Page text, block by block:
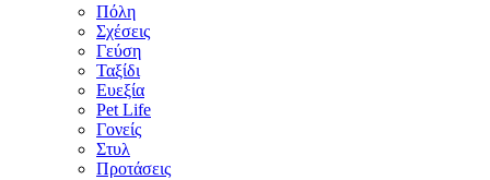
Πόλη
Σχέσεις
Γεύση
Ταξίδι
Ευεξία
Pet Life
Γονείς
Στυλ
Προτάσεις